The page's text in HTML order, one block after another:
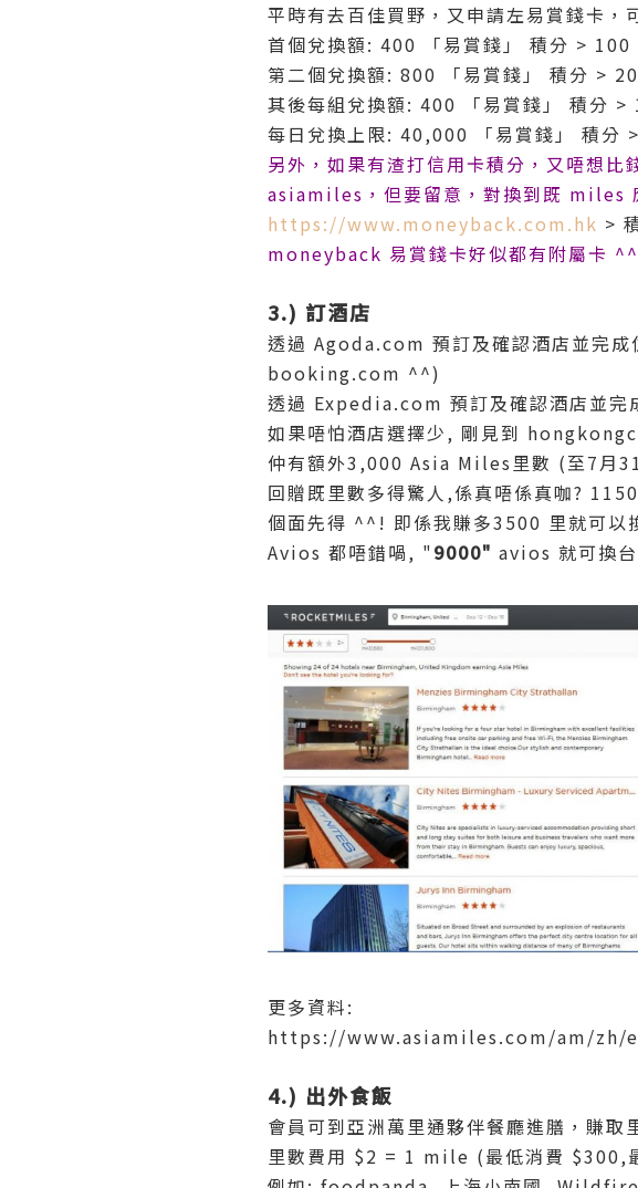
平時有去百佳買野，又申請左易賞錢卡
首個兌換額: 400 「易賞錢」 積分 >
第二個兌換額: 800 「易賞錢」 積分 >
其後每組兌換額: 400 「易賞錢」 積分
每日兌換上限: 40,000 「易賞錢」 積分
另外，如果有渣打信用卡積分，又唔想
asiamiles，但要留意，對換到既 miles
https://www.moneyback.com.hk >
moneyback 易賞錢卡好似都有附屬卡 ^^
3.) 訂酒店
透過 Agoda.com 預訂及確認酒店並完
booking.com ^^)
透過 Expedia.com 預訂及確認酒店並
如果唔怕酒店選擇少, 剛見到
仲有額外3,000 Asia Miles里數 (至7月
回贈既里數多得驚人,係真唔係真咖?
個面先得 ^^! 即係我賺多3500 里就可
Avios 都唔錯喎, "9000" avios 就可換
更多資料:
https://www.asiamiles.com/am/zh/
4.) 出外食飯
會員可到亞洲萬里通夥伴餐廳進膳，賺取
里數費用 $2 = 1 mile (最低消費 $300,